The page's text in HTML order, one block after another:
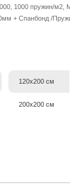
1000 пружин/м2,
+ Спанбонд /
120х200 см
200х200 см